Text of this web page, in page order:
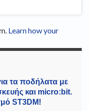
Learn how your
τα ποδήλατα με
και micro:bit.
ST3DM!